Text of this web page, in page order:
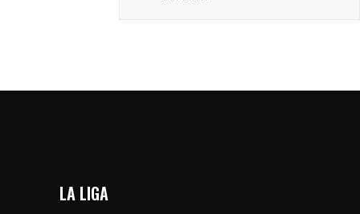
LA LIGA